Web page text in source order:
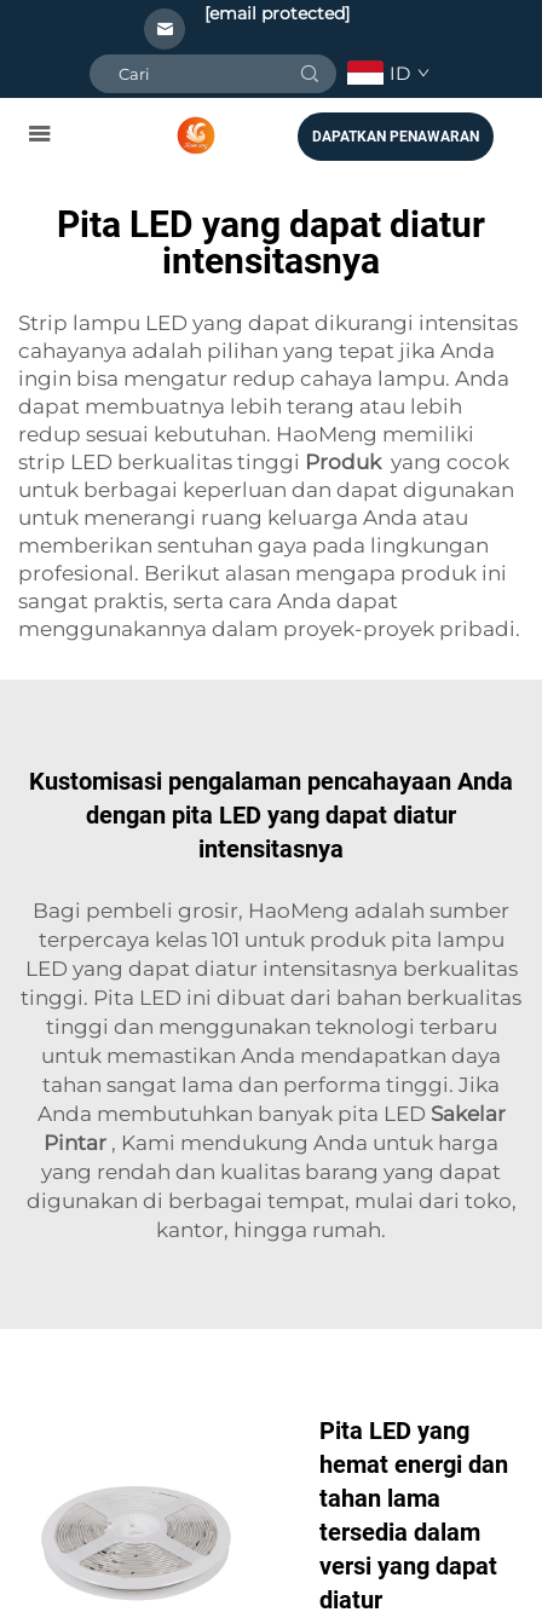
[email protected]
ID
DAPATKAN PENAWARAN
Pita LED yang dapat diatur
intensitasnya
Strip lampu LED yang dapat dikurangi intensitas
cahayanya adalah pilihan yang tepat jika Anda
ingin bisa mengatur redup cahaya lampu. Anda
dapat membuatnya lebih terang atau lebih
redup sesuai kebutuhan. HaoMeng memiliki
strip LED berkualitas tinggi Produk yang cocok
untuk berbagai keperluan dan dapat digunakan
untuk menerangi ruang keluarga Anda atau
memberikan sentuhan gaya pada lingkungan
profesional. Berikut alasan mengapa produk ini
sangat praktis, serta cara Anda dapat
menggunakannya dalam proyek-proyek pribadi.
Kustomisasi pengalaman pencahayaan Anda
dengan pita LED yang dapat diatur
intensitasnya
Bagi pembeli grosir, HaoMeng adalah sumber
terpercaya kelas 101 untuk produk pita lampu
LED yang dapat diatur intensitasnya berkualitas
tinggi. Pita LED ini dibuat dari bahan berkualitas
tinggi dan menggunakan teknologi terbaru
untuk memastikan Anda mendapatkan daya
tahan sangat lama dan performa tinggi. Jika
Anda membutuhkan banyak pita LED Sakelar
Pintar , Kami mendukung Anda untuk harga
yang rendah dan kualitas barang yang dapat
digunakan di berbagai tempat, mulai dari toko,
kantor, hingga rumah.
Pita LED yang
hemat energi dan
tahan lama
tersedia dalam
versi yang dapat
diatur